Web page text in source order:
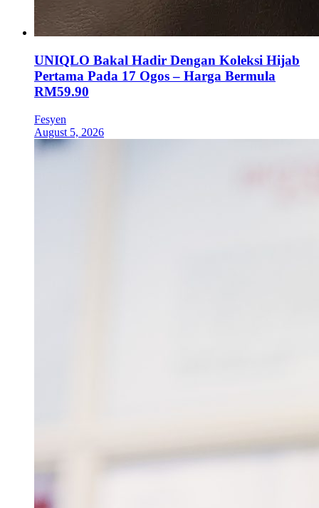
UNIQLO Bakal Hadir Dengan Koleksi Hijab
Pertama Pada 17 Ogos – Harga Bermula
RM59.90
Fesyen
August 5, 2026